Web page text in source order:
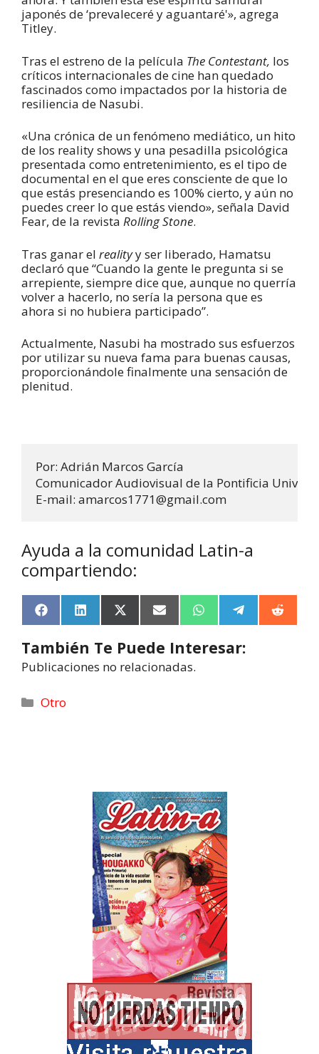
japonés de ‘prevaleceré y aguantaré'», agrega
Titley.
Tras el estreno de la película The Contestant, los
críticos internacionales de cine han quedado
fascinados como impactados por la historia de
resiliencia de Nasubi.
«Una crónica de un fenómeno mediático, un hito
de los reality shows y una pesadilla psicológica
presentada como entretenimiento, es el tipo de
documental en el que eres consciente de que lo
que estás presenciando es 100% cierto, y aún no
puedes creer lo que estás viendo», señala David
Fear, de la revista Rolling Stone.
Tras ganar el realityy ser liberado, Hamatsu
declaró que “Cuando la gente le pregunta si se
arrepiente, siempre dice que, aunque no querría
volver a hacerlo, no sería la persona que es
ahora si no hubiera participado”.
Actualmente, Nasubi ha mostrado sus esfuerzos
por utilizar su nueva fama para buenas causas,
proporcionándole finalmente una sensación de
plenitud.
Por: Adrián Marcos García
Comunicador Audiovisual de la Pontificia
E-mail: amarcos1771@gmail.com
Ayuda a la comunidad Latin-a
compartiendo:
F
a
e
b
o
k
L
i
k
e
d
X
(
w
i
t
E
m
a
l
W
h
t
e
e
R
e
También Te Puede Interesar:
Publicaciones no relacionadas.
Otro